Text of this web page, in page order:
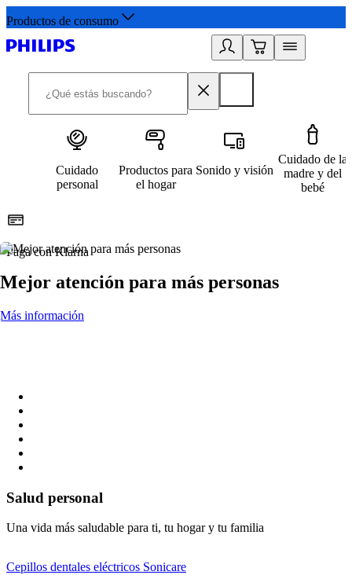
Productos de consumo
Cuidado
personal
Productos para
el hogar
Sonido y visión
Cuidado de la
madre y del
bebé
Paga con Klarna
Mejor atención para más personas
Más información
Salud personal
Una vida más saludable para ti, tu hogar y tu familia
Cepillos dentales eléctricos Sonicare